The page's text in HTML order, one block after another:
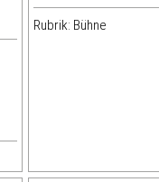
Rubrik: Bühne